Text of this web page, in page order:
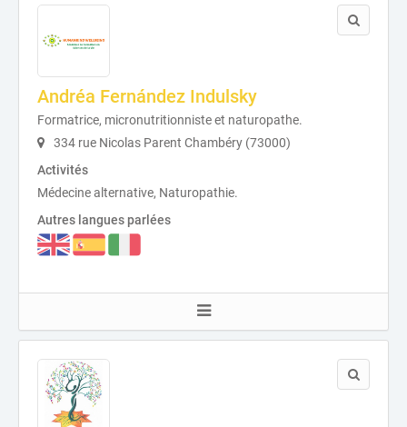
Andréa Fernández Indulsky
Formatrice, micronutritionniste et naturopathe.
334 rue Nicolas Parent Chambéry (73000)
Activités
Médecine alternative, Naturopathie.
Autres langues parlées